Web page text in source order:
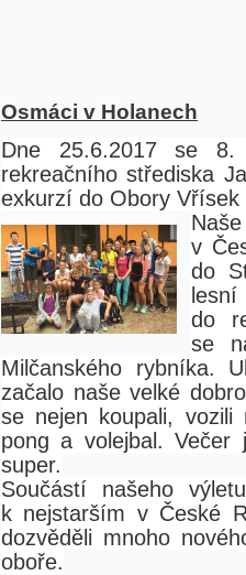
Osmáci v Holanech
Dne 25.6.2017 se
rekreačního střediska
exkurzí do Obory Vřísek
v
do
do
se
Milčanského rybníka.
začalo naše velké
se nejen koupali, vozili
pong a volejbal.
super.
Součástí našeho
k nejstarším v České
dozvěděli mnoho
oboře.